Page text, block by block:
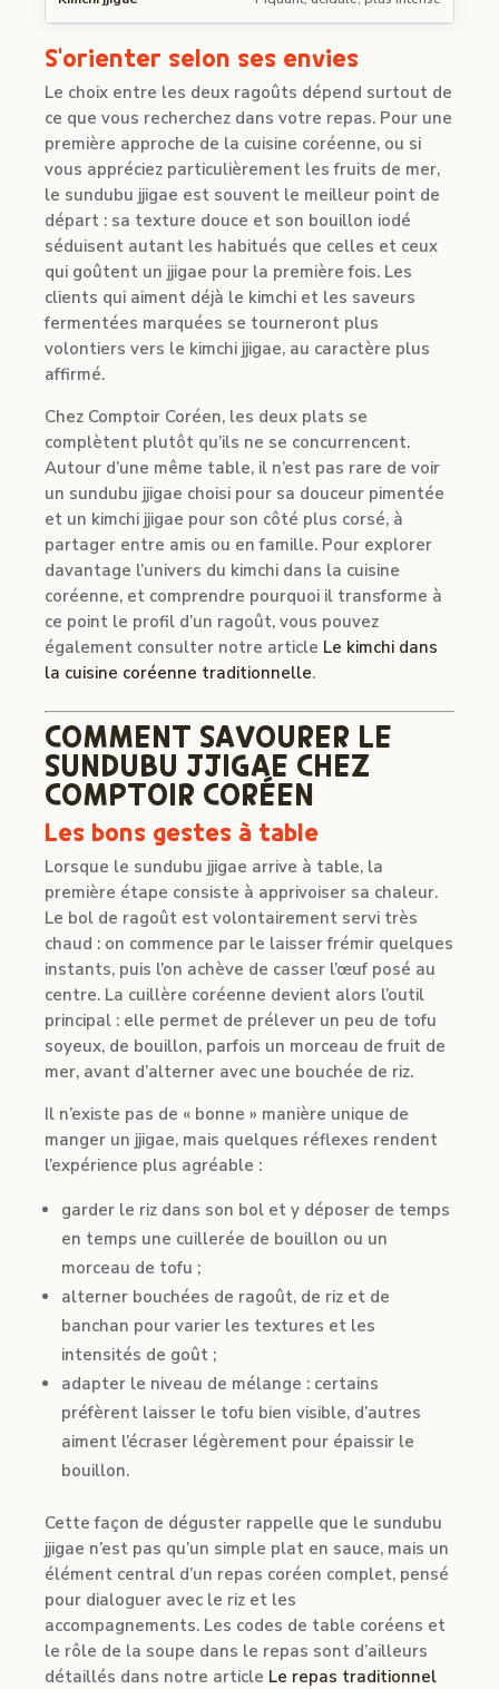
S’orienter selon ses envies
Le choix entre les deux ragoûts dépend surtout de
ce que vous recherchez dans votre repas. Pour une
première approche de la cuisine coréenne, ou si
vous appréciez particulièrement les fruits de mer,
le sundubu jjigae est souvent le meilleur point de
départ : sa texture douce et son bouillon iodé
séduisent autant les habitués que celles et ceux
qui goûtent un jjigae pour la première fois. Les
clients qui aiment déjà le kimchi et les saveurs
fermentées marquées se tourneront plus
volontiers vers le kimchi jjigae, au caractère plus
affirmé.
Chez Comptoir Coréen, les deux plats se
complètent plutôt qu’ils ne se concurrencent.
Autour d’une même table, il n’est pas rare de voir
un sundubu jjigae choisi pour sa douceur pimentée
et un kimchi jjigae pour son côté plus corsé, à
partager entre amis ou en famille. Pour explorer
davantage l’univers du kimchi dans la cuisine
coréenne, et comprendre pourquoi il transforme à
ce point le profil d’un ragoût, vous pouvez
également consulter notre article Le kimchi dans
la cuisine coréenne traditionnelle.
COMMENT SAVOURER LE
SUNDUBU JJIGAE CHEZ
COMPTOIR CORÉEN
Les bons gestes à table
Lorsque le sundubu jjigae arrive à table, la
première étape consiste à apprivoiser sa chaleur.
Le bol de ragoût est volontairement servi très
chaud : on commence par le laisser frémir quelques
instants, puis l’on achève de casser l’œuf posé au
centre. La cuillère coréenne devient alors l’outil
principal : elle permet de prélever un peu de tofu
soyeux, de bouillon, parfois un morceau de fruit de
mer, avant d’alterner avec une bouchée de riz.
Il n’existe pas de « bonne » manière unique de
manger un jjigae, mais quelques réflexes rendent
l’expérience plus agréable :
garder le riz dans son bol et y déposer de temps
en temps une cuillerée de bouillon ou un
morceau de tofu ;
alterner bouchées de ragoût, de riz et de
banchan pour varier les textures et les
intensités de goût ;
adapter le niveau de mélange : certains
préfèrent laisser le tofu bien visible, d’autres
aiment l’écraser légèrement pour épaissir le
bouillon.
Cette façon de déguster rappelle que le sundubu
jjigae n’est pas qu’un simple plat en sauce, mais un
élément central d’un repas coréen complet, pensé
pour dialoguer avec le riz et les
accompagnements. Les codes de table coréens et
le rôle de la soupe dans le repas sont d’ailleurs
détaillés dans notre article Le repas traditionnel